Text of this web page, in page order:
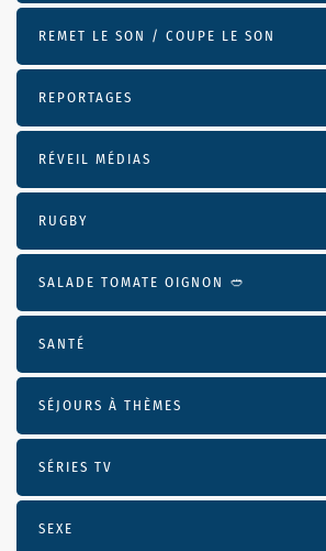
REMET LE SON / COUPE LE SON
REPORTAGES
RÉVEIL MÉDIAS
RUGBY
SALADE TOMATE OIGNON 🥙
SANTÉ
SÉJOURS À THÈMES
SÉRIES TV
SEXE